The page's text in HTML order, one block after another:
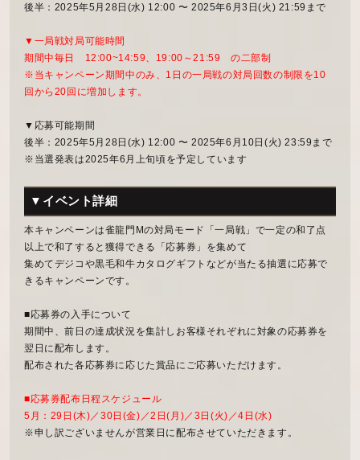
後半：2025年5月28日(水) 12:00 〜 2025年6月3日(火) 21:59まで
▼一局戦対局可能時間
期間中毎日 12:00~14:59、19:00～21:59 の二部制
※当キャンペーン期間中のみ、1日の一局戦の対局回数の制限を10
回から20回に増加します。
▼応募可能期間
後半：2025年5月28日(水) 12:00 〜 2025年6月10日(火) 23:59まで
※当選発表は2025年6月上旬頃を予定しています
▼イベント詳細
本キャンペーンは雀龍門Mの対局モード「一局戦」で一定の和了点
以上で和了すると獲得できる「応募券」を集めて
集めてデジコや黒毛和牛カタログギフトなどが当たる抽選に応募で
きるキャンペーンです。
■応募券の入手について
期間中、前日の達成状況を集計しお客様それぞれに対象の応募券を
翌日に配布します。
配布された各応募券に応じた賞品にご応募いただけます。
■応募券配布日程スケジュール
5月：29日(木)／30日(金)／2日(月)／3日(火)／4日(水)
※申し訳ございませんが営業日に配布させていただきます。